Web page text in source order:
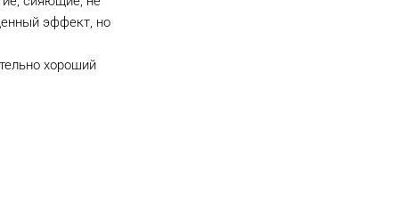
эффект, но
хороший